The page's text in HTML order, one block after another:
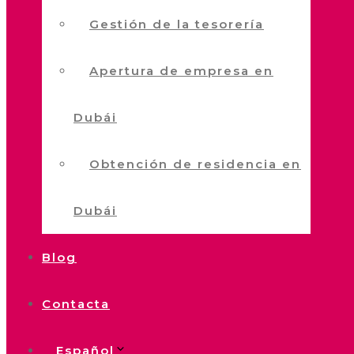
Gestión de la tesorería
Apertura de empresa en
Dubái
Obtención de residencia en
Dubái
Blog
Contacta
Español